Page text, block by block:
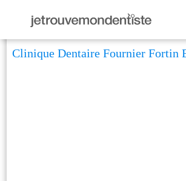
Clinique Dentaire Fournier Fortin